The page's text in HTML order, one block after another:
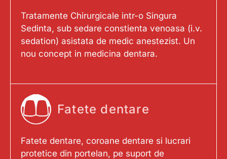
Tratamente Chirurgicale intr-o Singura
Sedinta, sub sedare constienta venoasa (i.v.
sedation) asistata de medic anestezist. Un
nou concept in medicina dentara.
Fatete dentare
Fatete dentare, coroane dentare si lucrari
protetice din portelan, pe suport de